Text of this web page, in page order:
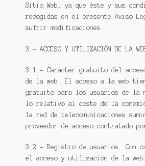
Sitio Web, ya que éste y sus
recogidas en el presente Aviso
sufrir modificaciones.
3.- ACCESO Y UTILIZACIÓN DE LA
3.1.- Carácter gratuito del
de la web. El acceso a la web
gratuito para los usuarios de la
lo relativo al coste de la
la red de telecomunicaciones
proveedor de acceso contratado
3.2.- Registro de usuarios. Con
el acceso y utilización de la